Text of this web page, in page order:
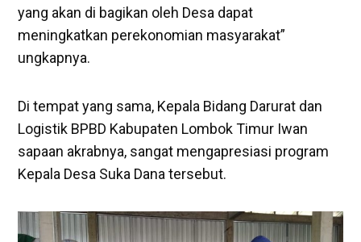
yang akan di bagikan oleh Desa dapat
meningkatkan perekonomian masyarakat”
ungkapnya.
Di tempat yang sama, Kepala Bidang Darurat dan
Logistik BPBD Kabupaten Lombok Timur Iwan
sapaan akrabnya, sangat mengapresiasi program
Kepala Desa Suka Dana tersebut.